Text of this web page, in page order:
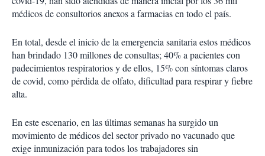
médicos de consultorios anexos a farmacias en todo el país.
En total, desde el inicio de la emergencia sanitaria estos médicos
han brindado 130 millones de consultas; 40% a pacientes con
padecimientos respiratorios y de ellos, 15% con síntomas claros
de covid, como pérdida de olfato, dificultad para respirar y fiebre
alta.
En este escenario, en las últimas semanas ha surgido un
movimiento de médicos del sector privado no vacunado que
exige inmunización para todos los trabajadores sin